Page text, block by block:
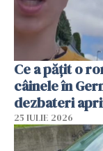
Ce a pățit o
câinele în
dezbateri
25 IULIE 2026